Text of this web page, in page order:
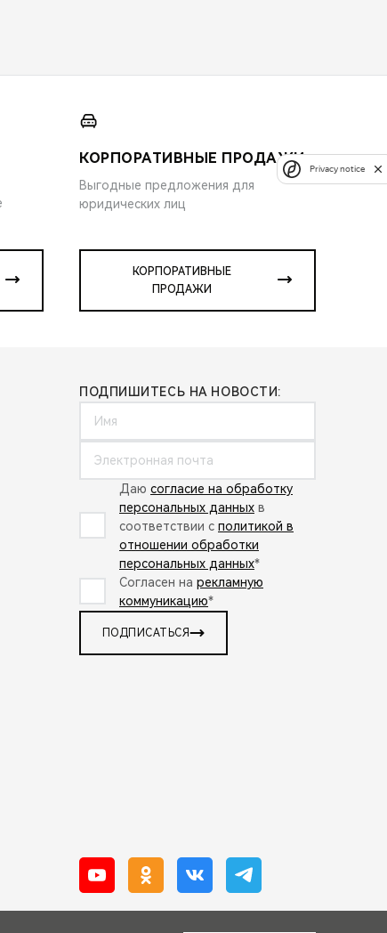
КОРПОРАТИВНЫЕ ПРОДАЖИ
Выгодные предложения для
юридических лиц
КОРПОРАТИВНЫЕ
ПРОДАЖИ
ПОДПИШИТЕСЬ НА НОВОСТИ:
Даю согласие на обработку
персональных данных в
соответствии с политикой в
отношении обработки
персональных данных*
Согласен на рекламную
коммуникацию*
ПОДПИСАТЬСЯ
Privacy notice